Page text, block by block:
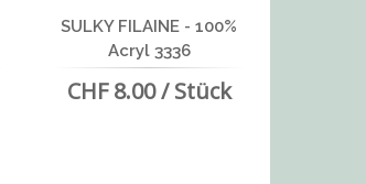
SULKY FILAINE - 100%
Acryl 3336
CHF 8.00 / Stück